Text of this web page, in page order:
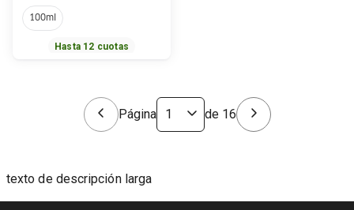
100ml
Hasta 12 cuotas
Página de 16
texto de descripción larga